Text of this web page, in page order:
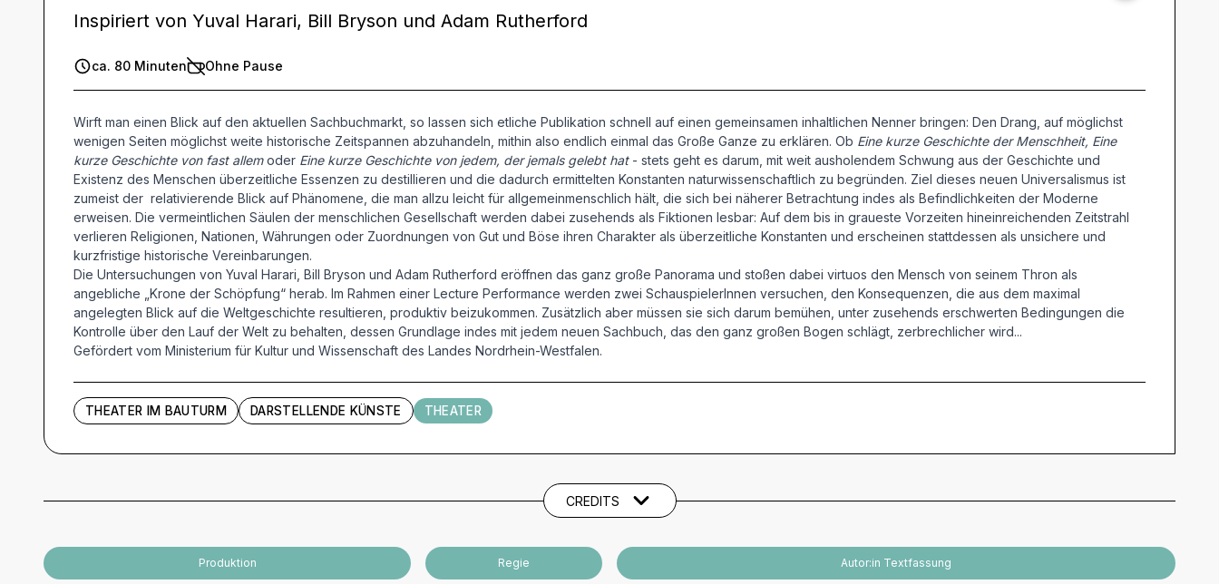
Inspiriert von Yuval Harari, Bill Bryson und Adam Rutherford
ca. 80 Minuten Ohne Pause
Wirft man einen Blick auf den aktuellen Sachbuchmarkt, so lassen sich etliche Publikation schnell auf einen gemeinsamen inhaltlichen Nenner bringen: Den Drang, auf möglichst
wenigen Seiten möglichst weite historische Zeitspannen abzuhandeln, mithin also endlich einmal das Große Ganze zu erklären. Ob Eine kurze Geschichte der Menschheit, Eine
kurze Geschichte von fast allemoder Eine kurze Geschichte von jedem, der jemals gelebt hat - stets geht es darum, mit weit ausholendem Schwung aus der Geschichte und
Existenz des Menschen überzeitliche Essenzen zu destillieren und die dadurch ermittelten Konstanten naturwissenschaftlich zu begründen. Ziel dieses neuen Universalismus ist
zumeist der relativierende Blick auf Phänomene, die man allzu leicht für allgemeinmenschlich hält, die sich bei näherer Betrachtung indes als Befindlichkeiten der Moderne
erweisen. Die vermeintlichen Säulen der menschlichen Gesellschaft werden dabei zusehends als Fiktionen lesbar: Auf dem bis in graueste Vorzeiten hineinreichenden Zeitstrahl
verlieren Religionen, Nationen, Währungen oder Zuordnungen von Gut und Böse ihren Charakter als überzeitliche Konstanten und erscheinen stattdessen als unsichere und
kurzfristige historische Vereinbarungen.
Die Untersuchungen von Yuval Harari, Bill Bryson und Adam Rutherford eröffnen das ganz große Panorama und stoßen dabei virtuos den Mensch von seinem Thron als
angebliche „Krone der Schöpfung“ herab. Im Rahmen einer Lecture Performance werden zwei SchauspielerInnen versuchen, den Konsequenzen, die aus dem maximal
angelegten Blick auf die Weltgeschichte resultieren, produktiv beizukommen. Zusätzlich aber müssen sie sich darum bemühen, unter zusehends erschwerten Bedingungen die
Kontrolle über den Lauf der Welt zu behalten, dessen Grundlage indes mit jedem neuen Sachbuch, das den ganz großen Bogen schlägt, zerbrechlicher wird...
Gefördert vom Ministerium für Kultur und Wissenschaft des Landes Nordrhein-Westfalen.
THEATER IM BAUTURM DARSTELLENDE KÜNSTE THEATER
Künstler und Beteiligte
CREDITS
Produktion Regie Autor:in Textfassung